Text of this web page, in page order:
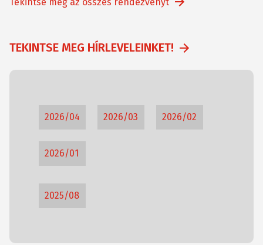
TEKINTSE MEG HÍRLEVELEINKET!
2026/04 2026/03 2026/02
2026/01
2025/08